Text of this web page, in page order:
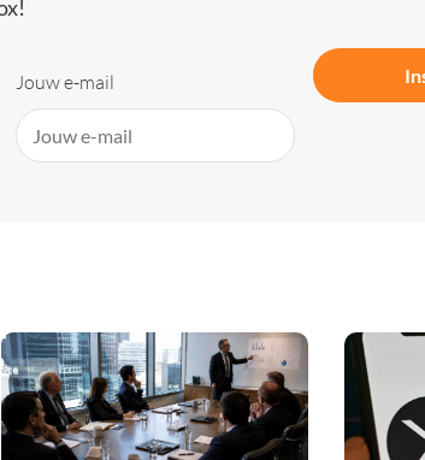
Jouw e-mail